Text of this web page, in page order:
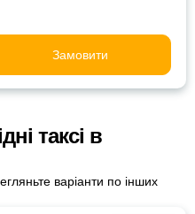
Замовити
таксі в
варіанти по інших